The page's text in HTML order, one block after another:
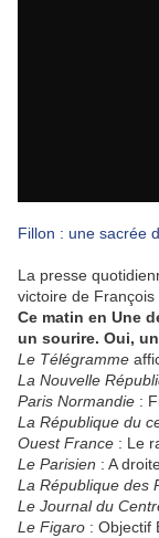
Fillon : une sacrée
La presse
victoire de
Ce matin en Une
un sourire. Oui,
Le Télégramme
La Nouvelle
Paris Normandie :
La République du
Ouest France : Le
Le Parisien : A
La République des
Le Journal du
Le Figaro : Objectif